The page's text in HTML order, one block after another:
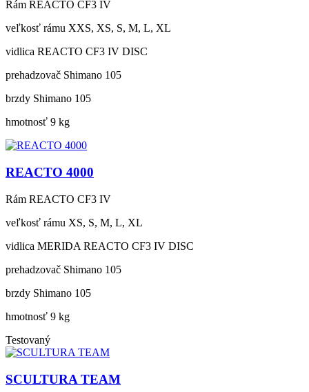
Rám REACTO CF3 IV
veľkosť rámu XXS, XS, S, M, L, XL
vidlica REACTO CF3 IV DISC
prehadzovač Shimano 105
brzdy Shimano 105
hmotnosť 9 kg
REACTO 4000
Rám REACTO CF3 IV
veľkosť rámu XS, S, M, L, XL
vidlica MERIDA REACTO CF3 IV DISC
prehadzovač Shimano 105
brzdy Shimano 105
hmotnosť 9 kg
Testovaný
SCULTURA TEAM